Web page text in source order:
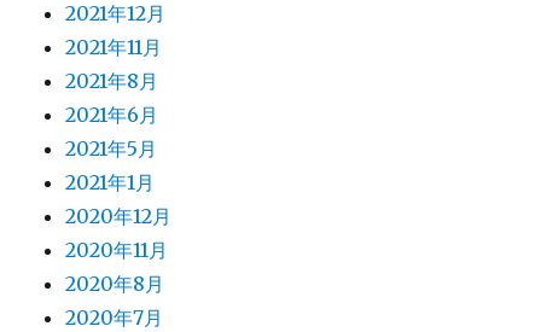
2021年12月
2021年11月
2021年8月
2021年6月
2021年5月
2021年1月
2020年12月
2020年11月
2020年8月
2020年7月